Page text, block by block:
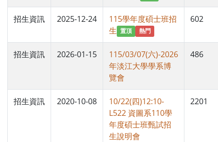
招生資訊 2025-12-24
115學年度碩士班招
生 置頂 熱門
602
招生資訊 2026-01-15
115/03/07(六)-2026
年淡江大學學系博
覽會
486
招生資訊 2020-10-08
10/22(四)12:10-
L522 資圖系110學
年度碩士班甄試招
生說明會
2201